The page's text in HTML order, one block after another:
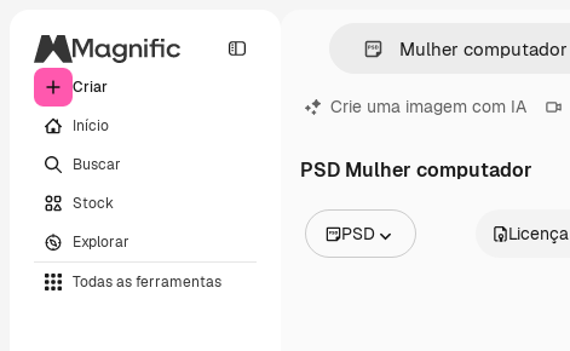
Criar
Início
Buscar
Stock
Explorar
Todas as ferramentas
Crie uma imagem com IA
PSD Mulher computador
PSD Licença